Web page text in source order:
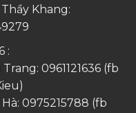
Khang:
:
Trang: 0961121636(fb
0975215788 (fb